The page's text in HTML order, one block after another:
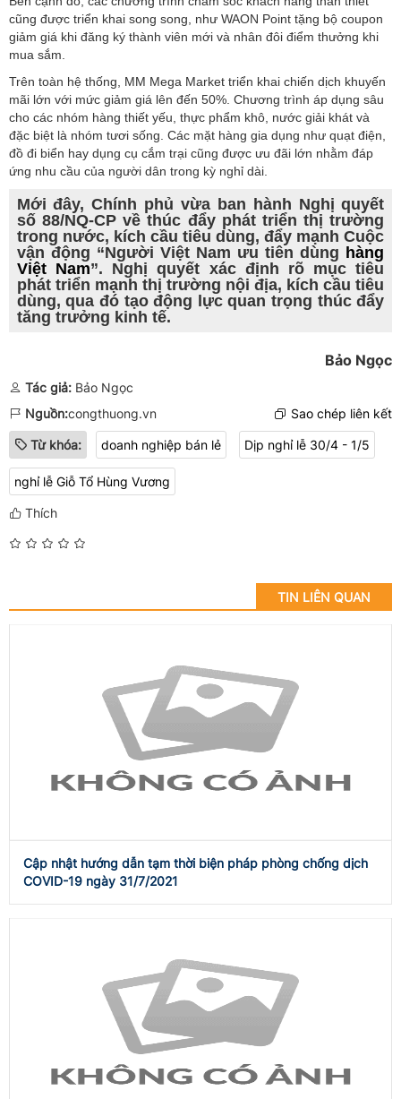
cũng được triển khai song song, như WAON Point tặng bộ coupon
giảm giá khi đăng ký thành viên mới và nhân đôi điểm thưởng khi
mua sắm.
Trên toàn hệ thống, MM Mega Market triển khai chiến dịch khuyến
mãi lớn với mức giảm giá lên đến 50%. Chương trình áp dụng sâu
cho các nhóm hàng thiết yếu, thực phẩm khô, nước giải khát và
đặc biệt là nhóm tươi sống. Các mặt hàng gia dụng như quạt điện,
đồ đi biển hay dụng cụ cắm trại cũng được ưu đãi lớn nhằm đáp
ứng nhu cầu của người dân trong kỳ nghỉ dài.
Mới đây, Chính phủ vừa ban hành Nghị quyết
số 88/NQ-CP về thúc đẩy phát triển thị trường
trong nước, kích cầu tiêu dùng, đẩy mạnh Cuộc
vận động “Người Việt Nam ưu tiên dùng hàng
Việt Nam”. Nghị quyết xác định rõ mục tiêu
phát triển mạnh thị trường nội địa, kích cầu tiêu
dùng, qua đó tạo động lực quan trọng thúc đẩy
tăng trưởng kinh tế.
Bảo Ngọc
Tác giả: Bảo Ngọc
Nguồn:congthuong.vn Sao chép liên kết
Từ khóa: doanh nghiệp bán lẻ Dịp nghỉ lễ 30/4 - 1/5
nghỉ lễ Giỗ Tổ Hùng Vương
Thích
TIN LIÊN QUAN
Cập nhật hướng dẫn tạm thời biện pháp phòng chống dịch
COVID-19 ngày 31/7/2021